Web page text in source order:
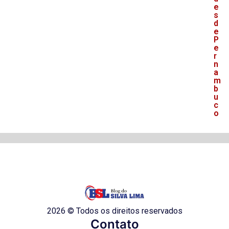
e
s
d
e
P
e
r
n
a
m
b
u
c
o
2026 © Todos os direitos reservados
Contato